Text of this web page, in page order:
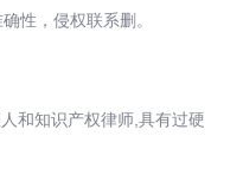
性，侵权联系删。
和知识产权律师,具有过硬